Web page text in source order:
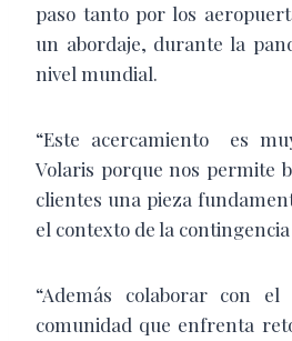
paso tanto por los
un abordaje, durante la
nivel mundial.
“Este acercamiento es
Volaris porque nos permite
clientes una pieza
el contexto de la
“Además colaborar con
comunidad que enfrenta